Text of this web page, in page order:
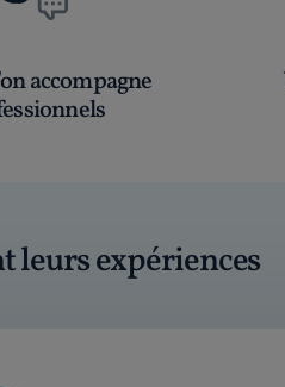
accompagne
leurs expériences